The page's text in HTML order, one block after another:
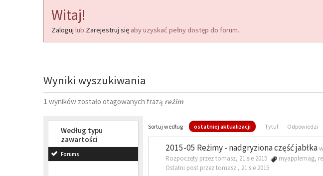
Witaj!
Zaloguj lub Zarejestruj się aby uzyskać pełny dostęp do forum.
Wyniki wyszukiwania
1 wyników zostało otagowanych frazą reżim
Według typu
zawartości
Forums
Sortuj według ostatniej aktualizacji Tytuł Odpowiedzi
2015-05 Reżimy - nadgryziona część jabłkaw
Rozpoczęty przez tomasz, 21 sie 2015
myapplemag,
Ostatni post przez tomasz , 21 sie 2015